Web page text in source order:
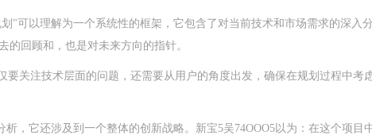
"可以理解为一个系统性的框架，它包含了对当前技术和市场需求的深
的回顾和，也是对未来方向的指针。
要关注技术层面的问题，还需要从用户的角度出发，确保在规划过程中
析，它还涉及到一个整体的创新战略。新宝5吴74OOO5以为：在这个项